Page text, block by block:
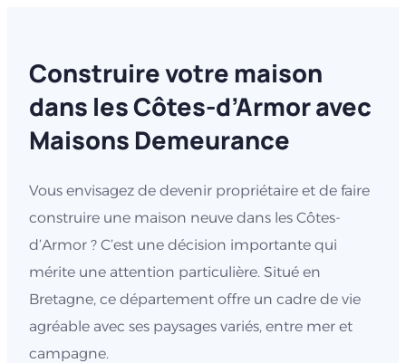
Construire votre maison
dans les Côtes-d’Armor avec
Maisons Demeurance
Vous envisagez de devenir propriétaire et de faire
construire une maison neuve dans les Côtes-
d’Armor ? C’est une décision importante qui
mérite une attention particulière. Situé en
Bretagne, ce département offre un cadre de vie
agréable avec ses paysages variés, entre mer et
campagne.